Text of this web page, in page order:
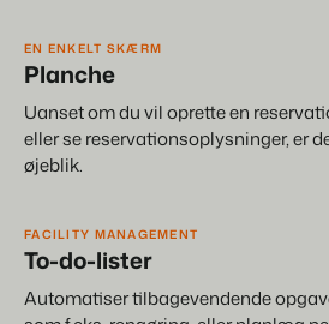
EN ENKELT SKÆRM
Planche
Uanset om du vil oprette en
eller se reservationsoplysninger, er
øjeblik.
FACILITY MANAGEMENT
To-do-lister
Automatiser tilbagevendende